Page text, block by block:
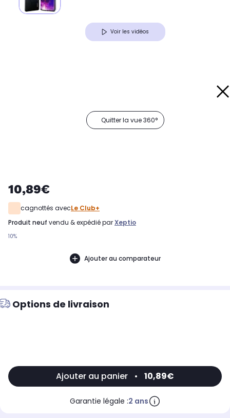
Voir les vidéos
Quitter la vue 360°
10,89€
cagnottés avecLe Club+
produit neuf vendu & expédié parXeptio
10%
Ajouter au comparateur
Options de livraison
Ajouter au panier • 10,89€
Garantie légale :2 ans